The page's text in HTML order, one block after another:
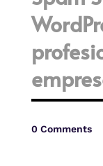
0 Comments